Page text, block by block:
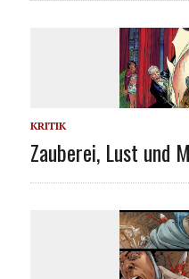
KRITIK
Zauberei, Lust und